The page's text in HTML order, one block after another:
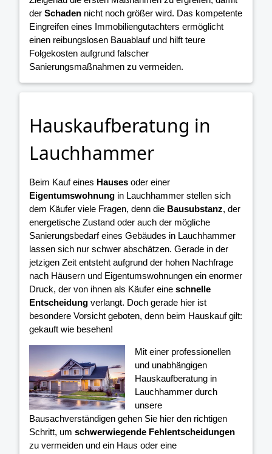
der Schaden nicht noch größer wird. Das kompetente
Eingreifen eines Immobiliengutachters ermöglicht
einen reibungslosen Bauablauf und hilft teure
Folgekosten aufgrund falscher
Sanierungsmaßnahmen zu vermeiden.
Hauskaufberatung in
Lauchhammer
Beim Kauf eines Hauses oder einer
Eigentumswohnung in Lauchhammer stellen sich
dem Käufer viele Fragen, denn die Bausubstanz, der
energetische Zustand oder auch der mögliche
Sanierungsbedarf eines Gebäudes in Lauchhammer
lassen sich nur schwer abschätzen. Gerade in der
jetzigen Zeit entsteht aufgrund der hohen Nachfrage
nach Häusern und Eigentumswohnungen ein enormer
Druck, der von ihnen als Käufer eine schnelle
Entscheidung verlangt. Doch gerade hier ist
besondere Vorsicht geboten, denn beim Hauskauf gilt:
gekauft wie besehen!
Mit einer professionellen
und unabhängigen
Hauskaufberatung in
Lauchhammer durch
unsere
Bausachverständigen gehen Sie hier den richtigen
Schritt, um schwerwiegende Fehlentscheidungen
zu vermeiden und ein Haus oder eine